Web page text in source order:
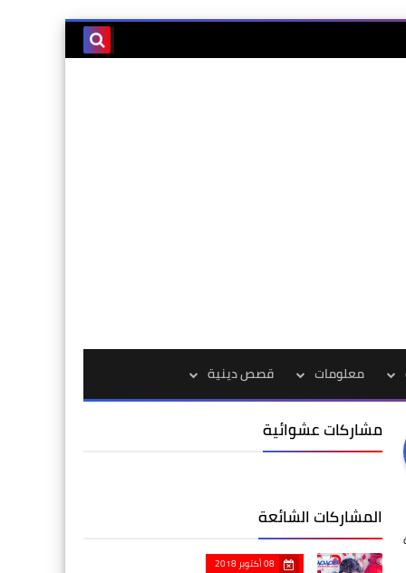
معلومات قصص دينية
مشاركات عشوائية
المشاركات الشائعة
08 أكتوبر 2018